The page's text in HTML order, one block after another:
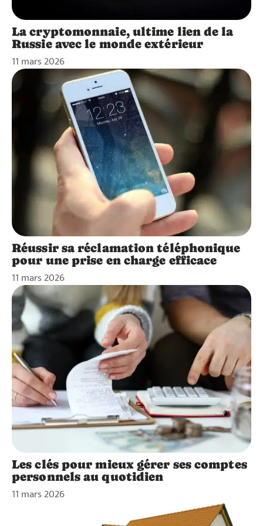
La cryptomonnaie, ultime lien de la
Russie avec le monde extérieur
11 mars 2026
Réussir sa réclamation téléphonique
pour une prise en charge efficace
11 mars 2026
Les clés pour mieux gérer ses comptes
personnels au quotidien
11 mars 2026